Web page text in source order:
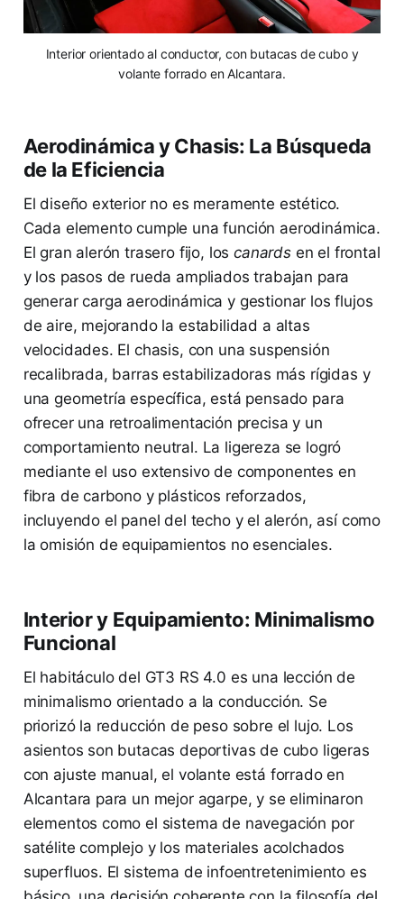
Interior orientado al conductor, con butacas de cubo y
volante forrado en Alcantara.
Aerodinámica y Chasis: La Búsqueda
de la Eficiencia
El diseño exterior no es meramente estético.
Cada elemento cumple una función aerodinámica.
El gran alerón trasero fijo, loscanardsen el frontal
y los pasos de rueda ampliados trabajan para
generar carga aerodinámica y gestionar los flujos
de aire, mejorando la estabilidad a altas
velocidades. El chasis, con una suspensión
recalibrada, barras estabilizadoras más rígidas y
una geometría específica, está pensado para
ofrecer una retroalimentación precisa y un
comportamiento neutral. La ligereza se logró
mediante el uso extensivo de componentes en
fibra de carbono y plásticos reforzados,
incluyendo el panel del techo y el alerón, así como
la omisión de equipamientos no esenciales.
Interior y Equipamiento: Minimalismo
Funcional
El habitáculo del GT3 RS 4.0 es una lección de
minimalismo orientado a la conducción. Se
priorizó la reducción de peso sobre el lujo. Los
asientos son butacas deportivas de cubo ligeras
con ajuste manual, el volante está forrado en
Alcantara para un mejor agarpe, y se eliminaron
elementos como el sistema de navegación por
satélite complejo y los materiales acolchados
superfluos. El sistema de infoentretenimiento es